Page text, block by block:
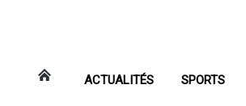
ACTUALITÉS SPORTS